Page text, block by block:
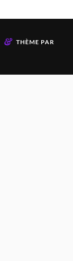
& THÈME PAR